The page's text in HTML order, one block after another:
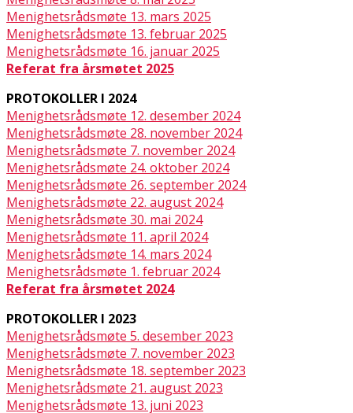
Menighetsrådsmøte 13. mars 2025
Menighetsrådsmøte 13. februar 2025
Menighetsrådsmøte 16. januar 2025
Referat fra årsmøtet 2025
PROTOKOLLER I 2024
Menighetsrådsmøte 12. desember 2024
Menighetsrådsmøte 28. november 2024
Menighetsrådsmøte 7. november 2024
Menighetsrådsmøte 24. oktober 2024
Menighetsrådsmøte 26. september 2024
Menighetsrådsmøte 22. august 2024
Menighetsrådsmøte 30. mai 2024
Menighetsrådsmøte 11. april 2024
Menighetsrådsmøte 14. mars 2024
Menighetsrådsmøte 1. februar 2024
Referat fra årsmøtet 2024
PROTOKOLLER I 2023
Menighetsrådsmøte 5. desember 2023
Menighetsrådsmøte 7. november 2023
Menighetsrådsmøte 18. september 2023
Menighetsrådsmøte 21. august 2023
Menighetsrådsmøte 13. juni 2023